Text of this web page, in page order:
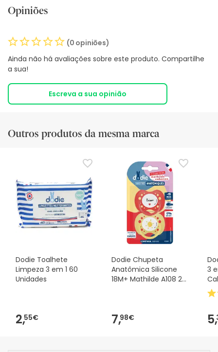
Opiniões
(0 opiniões)
Ainda não há avaliações sobre este produto. Compartilhe
a sua!
Escreva a sua opinião
Outros produtos da mesma marca
Dodie Toalhete
Limpeza 3 em 1 60
Unidades
2,55€
Dodie Chupeta
Anatômica Silicone
18M+ Mathilde A108 2
7,98€
3
5,